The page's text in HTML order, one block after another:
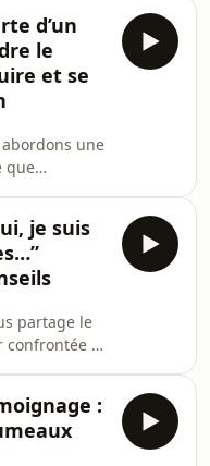
d’un
le
et se
une
que
un
perdre
un
qui
sécurité
cet épisode,
:– pourquoi
ce que le
je suis
partage le
confrontée à
épreuve et
ses mots,
que
en
: